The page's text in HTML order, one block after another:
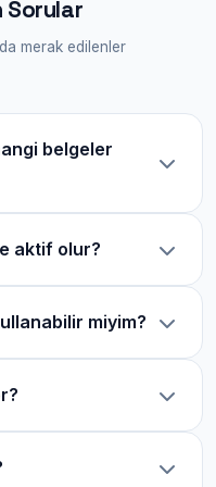
Sorular
merak edilenler
belgeler
ve domain
telefon üzerinden
aktif olur?
günüiçinde aktif
miyim?
için